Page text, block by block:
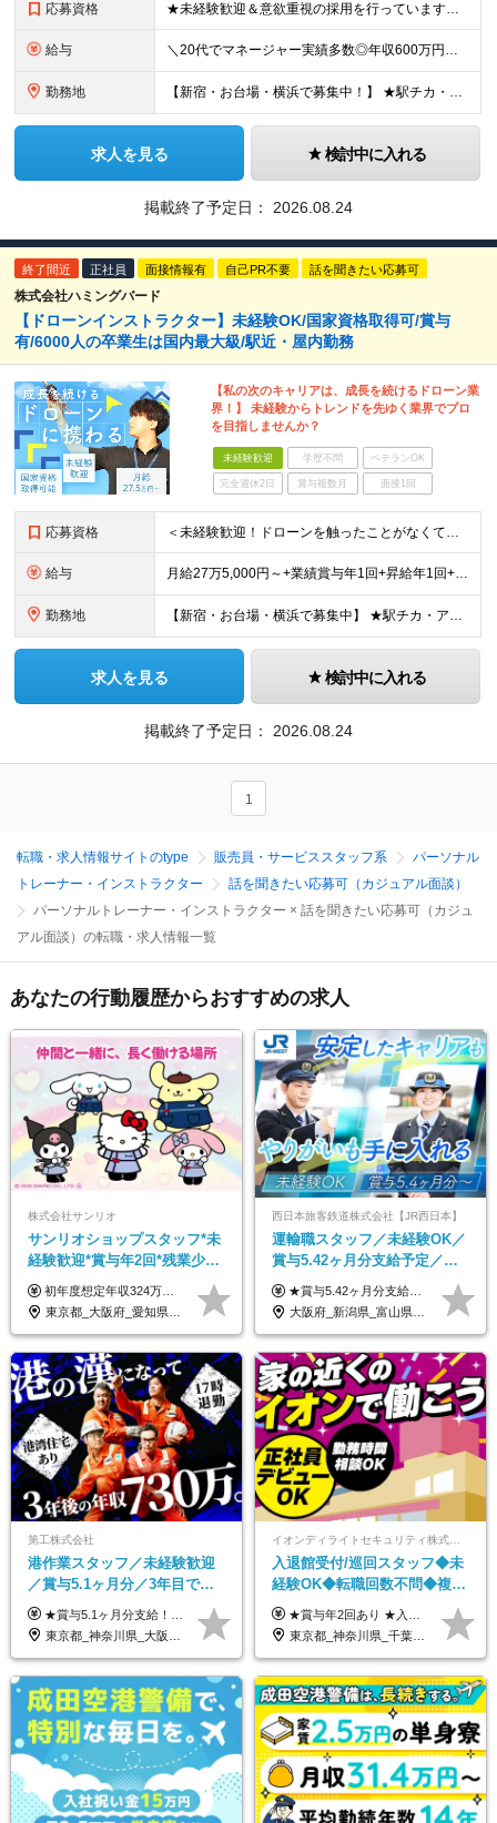
応募資格 ★未経験歓迎＆意欲重視の採用を行っています★ ◆高卒以上 ◆要普通自動車免許（AT限定可） ◆35歳までの方（若手層の長期キャリア形成のため） ≪こんな方は大歓迎≫ ・ドローンに興味がある ・旅行
給与 ＼20代でマネージャー実績多数◎年収600万円も可能！／ 月給27万5,000円～+業績賞与年1回+昇給年1回+交通費支給 ※固定残業代（6万1659円/40h分）を含みます。超過分は別途支給 ※
勤務地 【新宿・お台場・横浜で募集中！】 ★駅チカ・アクセス良好・屋内勤務★ 【お台場本校】 東京都港区台場1-7-1 アクアシティお台場3F 【新宿校】 東京都新宿区新宿5-16-4 新宿マルイ メン6
求人を見る 検討中に入れる
掲載終了予定日： 2026.08.24
終了間近 正社員 面接情報有 自己PR不要 話を聞きたい応募可
株式会社ハミングバード
【ドローンインストラクター】未経験OK/国家資格取得可/賞与
有/6000人の卒業生は国内最大級/駅近・屋内勤務
【私の次のキャリアは、成長を続けるドローン業
界！】 未経験からトレンドを先ゆく業界でプロ
を目指しませんか？
未経験歓迎 学歴不問 ベテランOK
完全週休2日 賞与複数月 面接1回
応募資格 ＜未経験歓迎！ドローンを触ったことがなくて不安という方もまずはご応募ください！＞ ◆高卒以上 ◆要普通自動車免許（AT限定可） ◆35歳までの方（若手層の長期キャリア形成のため） ＼下記に当てはま
給与 月給27万5,000円～+業績賞与年1回+昇給年1回+交通費支給 ※固定残業代（6万1659円/40h分）を含みます。超過分は別途支給 ※試用期間3ヶ月あり（待遇・条件面の差異はありません）
勤務地 【新宿・お台場・横浜で募集中】 ★駅チカ・アクセス良好・屋内勤務 【お台場本校】 東京都港区台場1-7-1 アクアシティお台場3F 【新宿校】 東京都新宿区新宿5-16-4 新宿マルイ メン6F
求人を見る 検討中に入れる
掲載終了予定日： 2026.08.24
1
転職・求人情報サイトのtype 販売員・サービススタッフ系
パーソナル
トレーナー・インストラクター
話を聞きたい応募可（カジュアル面談）
パーソナルトレーナー・インストラクター × 話を聞きたい応募可（カジュ
アル面談）の転職・求人情報一覧
あなたの行動履歴からおすすめの求人
株式会社サンリオ
サンリオショップスタッフ*未
経験歓迎*賞与年2回*残業少な
め*産育休取得実績豊富*可愛
い制服*社割有
初年度想定年収324万円～690万円！ ◆全国一律 月給230,000円～＋賞与＋通勤手当＋役職手当＋時間外手当 《手当充実！》 ＊昇給/年1回 ＊賞与/年2回（7月/12月） ＊通勤手当：交通費支給（規定あり） ＊時間外手当 ＊販売職手当 ＊役職手当 《キャリアパス》 ▼店長（32歳）／年収400万円 ▼トレーナー（37歳）／年収500万円 ▼SV（40歳）／年収570万円 ※SVとして活躍された場合、574万円以上に昇給も目指せます。 日頃のお店での頑張りをしっかり評価する体制を整えており、 ご自身の努力次第で昇給する制度を用意しています！ 《ゆくゆくは・・・》 ■店舗スタッフをとりまとめ、お店づくりを主体で行う店長へ ■複数店舗を統括するトレーナーへとキャリアアップ ■様々な規模の店舗を経験しSVとして活躍した後は、本社の教育担当や店舗支援を担う本部スタッフとして活躍いただけます。 ※経験・能力を考慮の上、当社規定により優遇いたします。 ※入社日から6カ月間の試用期間あり。その間の待遇に差異はありません。
東京都_大阪府_愛知県_北海道_栃木県_静岡県_兵庫県_京都府_福岡県
西日本旅客鉄道株式会社【JR西日本】
運輸職スタッフ／未経験OK／
賞与5.42ヶ月分支給予定／残
業月11h程／年休119日+有給
平均18.7日
★賞与5.42ヶ月分支給予定あり！ （大卒以上）月給24万1,692円～39万5,780円＋各種手当＋賞与2回 （高卒以上）月給22万2,662円～39万5,780円＋各種手当＋賞与2回 ※上記は2025年度新卒支払額（京阪神地区）となります ※勤務地・学歴で異なり、ご経験・能力等をふまえた金額を加算します ※残業代は別途全額支給します ※当社規程に基づき決定します ※試用期間あり（3ヶ月／待遇に変更はありません） ※基本給以外の諸手当として扶養・職務・時間外・通勤手当等を支給します ※京阪神地区以外の勤務地の場合 月給（大卒）23万0,706円～／月給（高卒）21万2,541円～となります
大阪府_新潟県_富山県_石川県_福井県_三重県_兵庫県_京都府_滋賀県_奈良県_和歌山県_広島県_岡山県_鳥取県_島根県_山口県_福岡県
第工株式会社
港作業スタッフ／未経験歓迎
／賞与5.1ヶ月分／3年目で年
収730万円も可／食事手当あり
／年休120日以上
★賞与5.1ヶ月分支給！ ★入社3年目・30代で年収730万円の先輩も活躍中！ ★入社1年目・20代で月収29万円の実績あり 月給：22.5万円～30.5万円＋各種手当＋賞与年2回＋残業代全額支給 ※経験・能力などを考慮のうえ決定します ※上記月給には食事手当(5000円／月）を含みます ※残業代は分単位で100％支給いたします ※試用期間3ヶ月。その間の給与・待遇に差異はありません 【月収例】 ◆33.5万円／31歳 入社7か月 ◆38.5万円／32歳 入社1年目 ◆48.4万円／44歳 入社12年目 ※経験・能力などを考慮のうえ決定 ※月収・給与例には休日手当も含みます 【手当詳細】 ◆交通費規定支給（上限3万5000円／月） ◆時間外手当全額支給 ◆休日出勤手当 ◆港湾住宅あり（1R・2万円台～） ◆資格取得支援制度：全額負担 ◆地域手当：関東地区1万円／月
東京都_神奈川県_大阪府_愛知県_兵庫県
入退館受付/巡回スタッフ◆未
経験OK◆転職回数不問◆複数
勤務地で募集中◆ブランクあ
りOK◆室内業務がメイン
★賞与年2回あり ★入社祝い金3万円支給 ★出産祝い金や育児支援金などの手当も充実！ ≪給与モデル≫ 【東京】基本給27万2780円/月給＋時間外手当（25h） 【愛知】基本給25万4990円/月給＋時間外手当（25h） 【大阪】基本給25万4990円/月給＋時間外手当（25h） 【福岡】基本給23万7200円/月給＋時間外手当（25h） -------------- ▽各地の給与は下記をご確認ください！ ■北海道 月給20万円～ ■東北 月給20万円～ ■北関東 埼玉／月給22万5000円～ 茨城・群馬・新潟／月給20万円～ ■南関東 東京・神奈川／月給23万円～ 千葉／月給22万5000円～ 山梨／月給20万円～ ■中部 愛知／月給21万5000円～ 長野・岐阜・三重／月給20万円～ ■関西 大阪／月給21万5000円～ 京都・兵庫／月給21万円～ 滋賀・奈良／月給20万円～ ■中四国 岡山・山口・四国・広島／月給20万円～ ■九州 福岡・鹿児島・長崎／月給20万円～
東京都_神奈川県_千葉県_北海道_福島県_長野県_岐阜県_三重県_京都府_福岡県